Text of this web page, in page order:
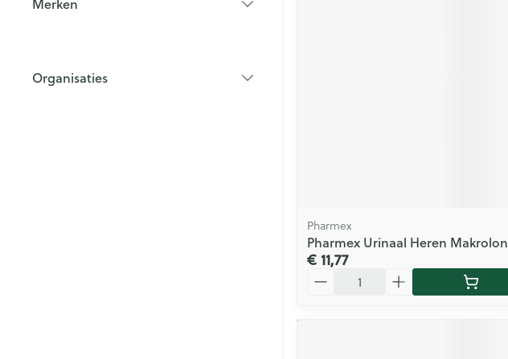
Organisaties
Pharmex
Pharmex Urinaal Heren Makrolon
€ 11,77